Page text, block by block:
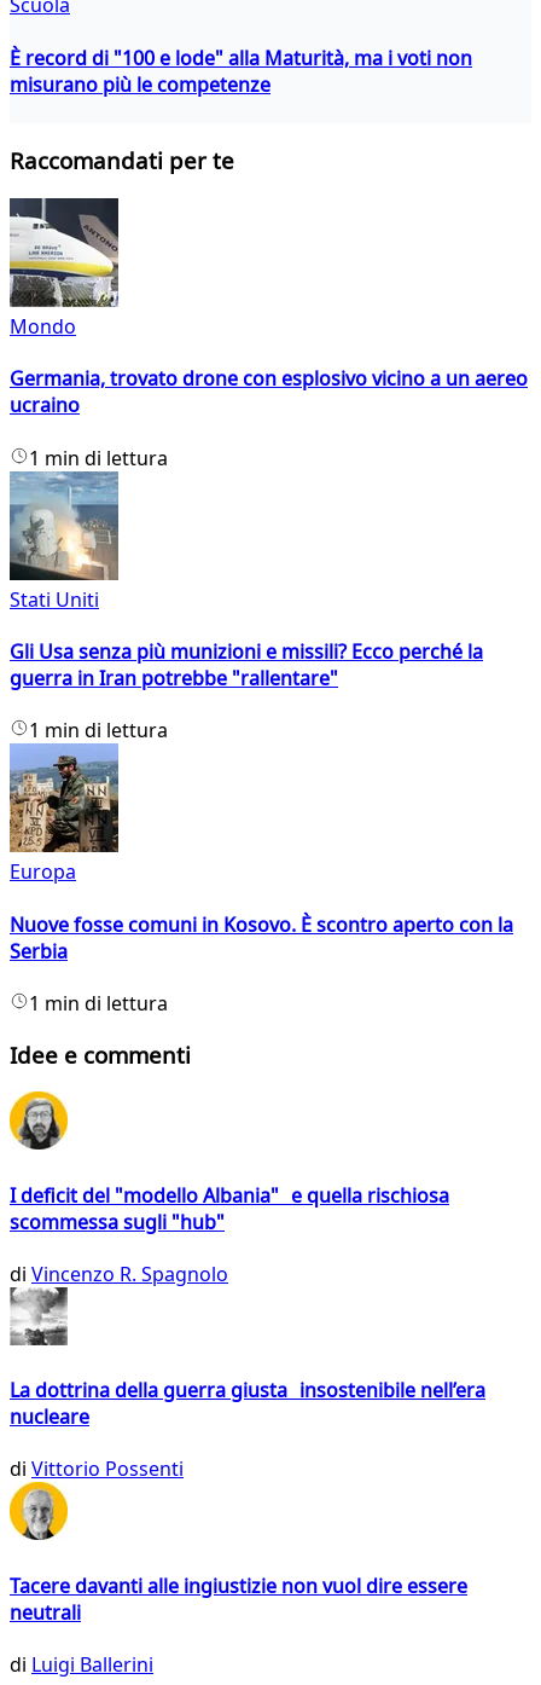
È record di "100 e lode" alla Maturità, ma i voti non
misurano più le competenze
Raccomandati per te
Mondo
Germania, trovato drone con esplosivo vicino a un aereo
ucraino
1 min di lettura
Stati Uniti
Gli Usa senza più munizioni e missili? Ecco perché la
guerra in Iran potrebbe "rallentare"
1 min di lettura
Europa
Nuove fosse comuni in Kosovo. È scontro aperto con la
Serbia
1 min di lettura
Idee e commenti
I deficit del "modello Albania" e quella rischiosa
scommessa sugli "hub"
di Vincenzo R. Spagnolo
La dottrina della guerra giusta insostenibile nell’era
nucleare
di Vittorio Possenti
Tacere davanti alle ingiustizie non vuol dire essere
neutrali
di Luigi Ballerini